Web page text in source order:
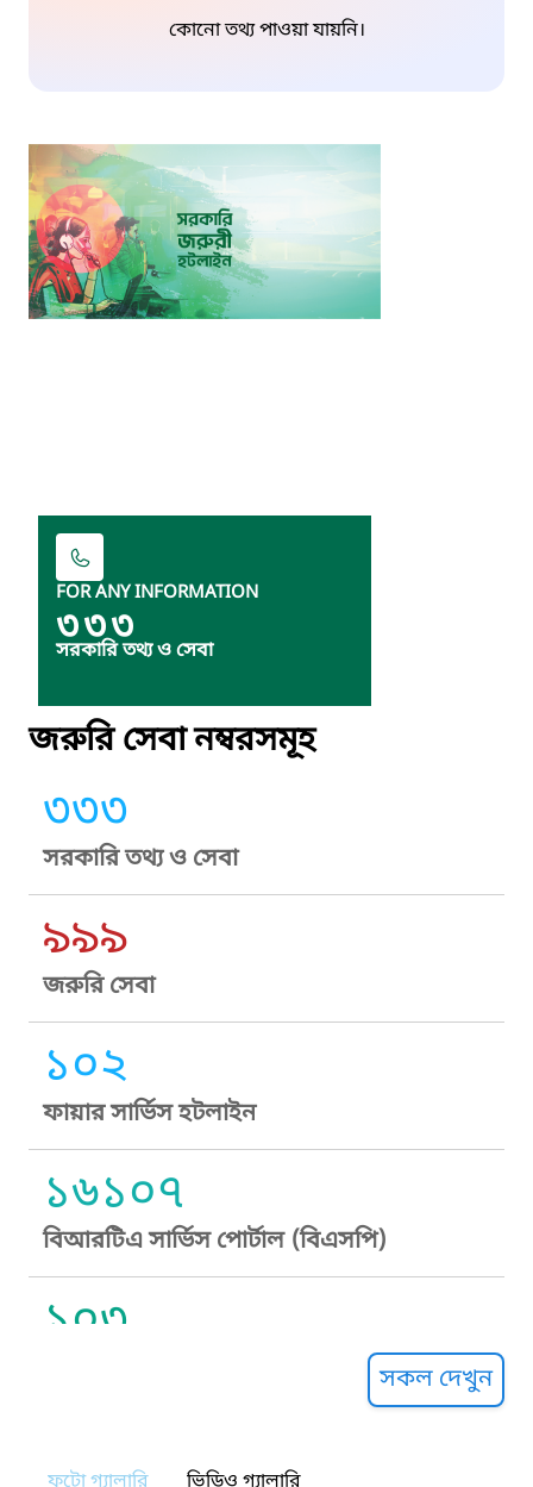
কোনো তথ্য পাওয়া যায়নি।
FOR ANY INFORMATION
৩৩৩
সরকারি তথ্য ও সেবা
জরুরি সেবা নম্বরসমূহ
৩৩৩
সরকারি তথ্য ও সেবা
৯৯৯
জরুরি সেবা
১০২
ফায়ার সার্ভিস হটলাইন
১৬১০৭
বিআরটিএ সার্ভিস পোর্টাল (বিএসপি)
১০৩
সকল দেখুন
ফটো গ্যালারি ভিডিও গ্যালারি